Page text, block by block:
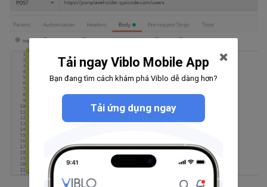
Tải ngay Viblo Mobile App
Bạn đang tìm cách khám phá Viblo dễ dàng hơn?
Tải ứng dụng ngay